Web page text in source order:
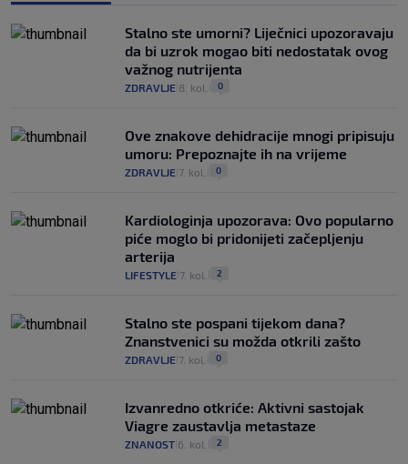
Stalno ste umorni? Liječnici upozoravaju
da bi uzrok mogao biti nedostatak ovog
važnog nutrijenta
ZDRAVLJE 8. kol. 0
Ove znakove dehidracije mnogi pripisuju
umoru: Prepoznajte ih na vrijeme
ZDRAVLJE 7. kol. 0
Kardiologinja upozorava: Ovo popularno
piće moglo bi pridonijeti začepljenju
arterija
LIFESTYLE 7. kol. 2
Stalno ste pospani tijekom dana?
Znanstvenici su možda otkrili zašto
ZDRAVLJE 7. kol. 0
Izvanredno otkriće: Aktivni sastojak
Viagre zaustavlja metastaze
ZNANOST 6. kol. 2